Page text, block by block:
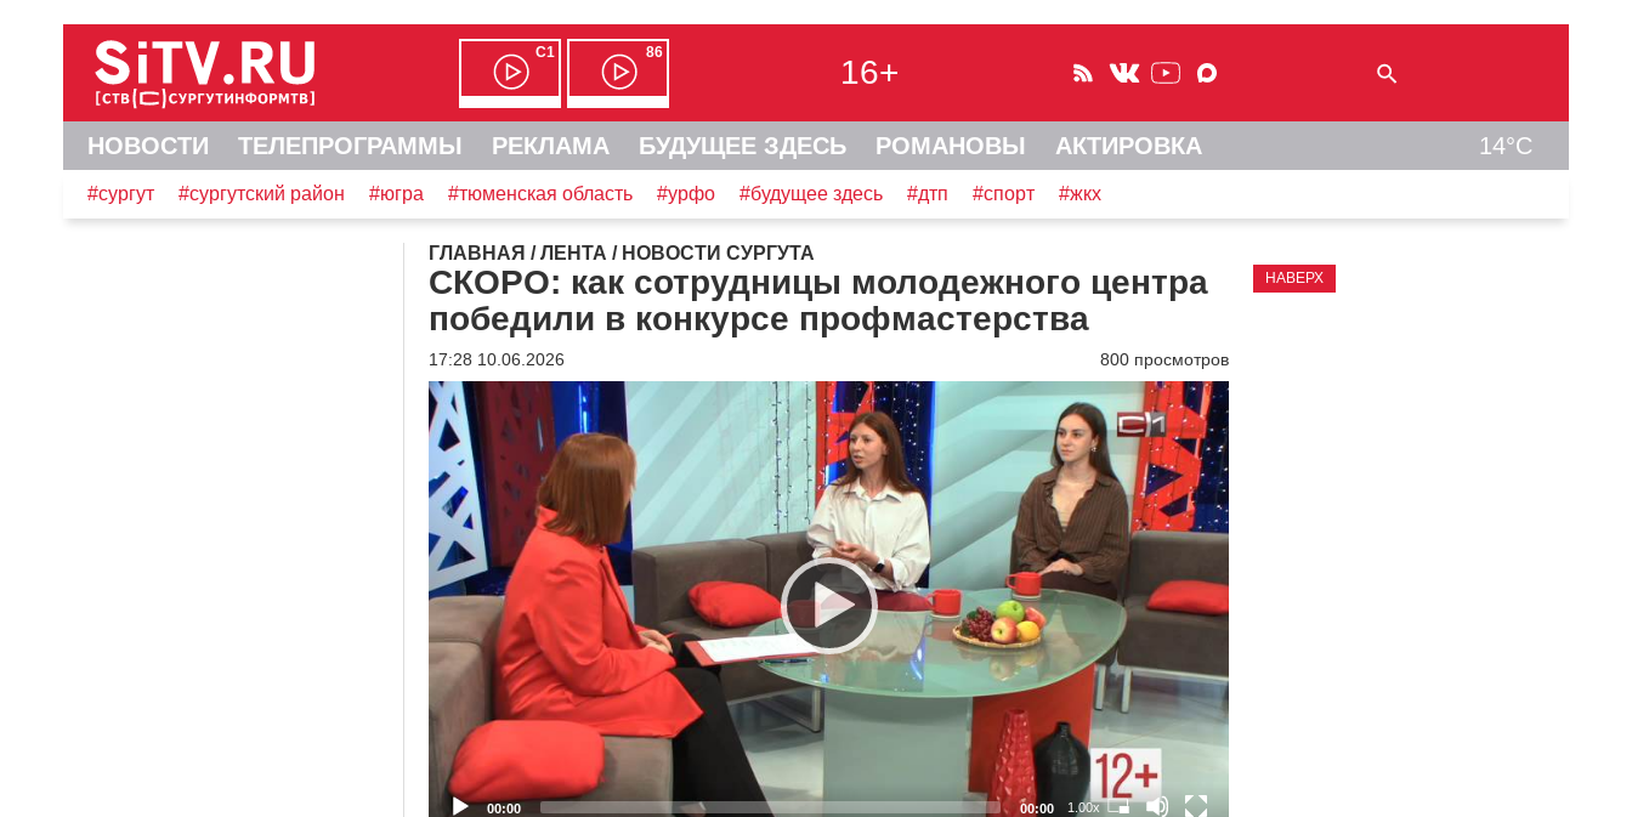
С1 86
16+
НОВОСТИ ТЕЛЕПРОГРАММЫ РЕКЛАМА БУДУЩЕЕ ЗДЕСЬ РОМАНОВЫ АКТИРОВКА 14°C
#сургут #сургутский район #югра #тюменская область #урфо #будущее здесь #дтп #спорт #жкх
ГЛАВНАЯ /ЛЕНТА / НОВОСТИ СУРГУТА
СКОРО: как сотрудницы молодежного центра
победили в конкурсе профмастерства
17:28 10.06.2026 800 просмотров
Видеоплеер
00:00 00:00 1.00x
НАВЕРХ